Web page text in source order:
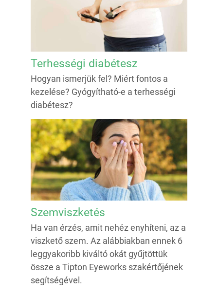
Terhességi diabétesz
Hogyan ismerjük fel? Miért fontos a
kezelése? Gyógyítható-e a terhességi
diabétesz?
Szemviszketés
Ha van érzés, amit nehéz enyhíteni, az a
viszkető szem. Az alábbiakban ennek 6
leggyakoribb kiváltó okát gyűjtöttük
össze a Tipton Eyeworks szakértőjének
segítségével.